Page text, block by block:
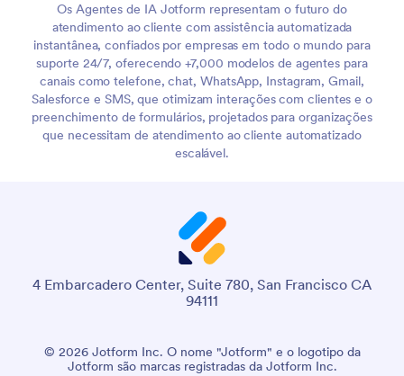
Os Agentes de IA Jotform representam o futuro do
atendimento ao cliente com assistência automatizada
instantânea, confiados por empresas em todo o mundo para
suporte 24/7, oferecendo +7,000 modelos de agentes para
canais como telefone, chat, WhatsApp, Instagram, Gmail,
Salesforce e SMS, que otimizam interações com clientes e o
preenchimento de formulários, projetados para organizações
que necessitam de atendimento ao cliente automatizado
escalável.
4 Embarcadero Center, Suite 780, San Francisco CA
94111
© 2026 Jotform Inc. O nome "Jotform" e o logotipo da
Jotform são marcas registradas da Jotform Inc.